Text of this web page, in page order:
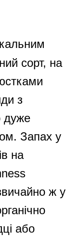
сорт, на
з
дуже
Запах у
на
ж у
або